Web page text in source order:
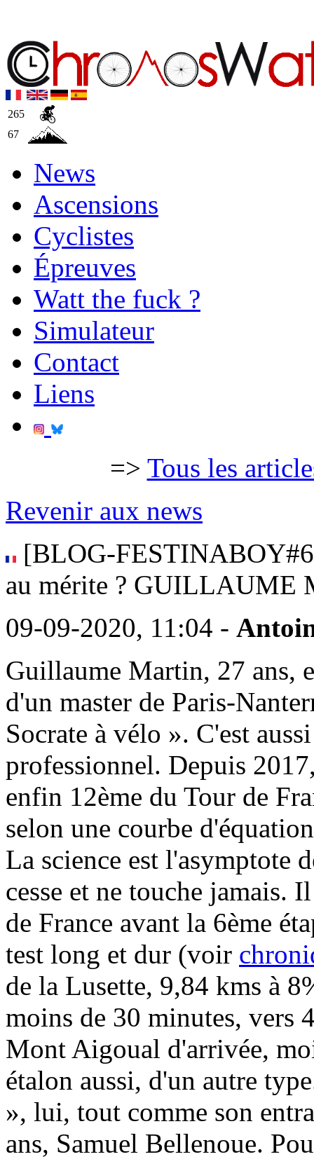
265
67
News
Ascensions
Cyclistes
Épreuves
Watt the fuck ?
Simulateur
Contact
Liens
=> Tous les
Revenir aux news
[BLOG-FESTINABOY#6]
au mérite ? GUILLAUME
09-09-2020, 11:04 -
Guillaume Martin, 27 ans,
d'un master de Paris-
Socrate à vélo ». C'est
professionnel. Depuis
enfin 12ème du Tour de
selon une courbe
La science est l'asymptote
cesse et ne touche jamais.
de France avant la 6ème
test long et dur (voir
de la Lusette, 9,84 kms à
moins de 30 minutes, vers
Mont Aigoual d'arrivée,
étalon aussi, d'un autre
», lui, tout comme son
ans, Samuel Bellenoue.